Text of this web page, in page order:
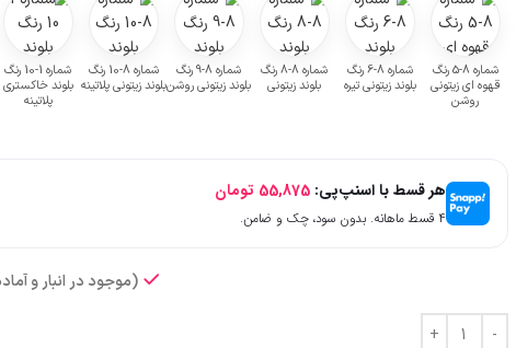
شماره 8-5 رنگ
قهوه ای زیتونی
روشن
شماره 8-6 رنگ
بلوند زیتونی تیره
شماره 8-8 رنگ
بلوند زیتونی
شماره 8-9 رنگ
بلوند زیتونی روشن
شماره 8-10 رنگ
بلوند زیتونی پلاتینه
شماره 1-10 رنگ
بلوند خاکستری
پلاتینه
هر قسط با اسنپ‌پی:55,875 تومان
۴ قسط ماهانه. بدون سود، چک و ضامن.
(موجود در انبار و